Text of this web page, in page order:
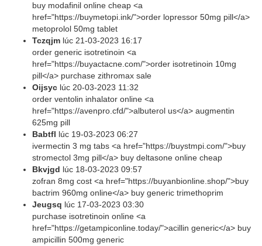
buy modafinil online cheap <a
href="https://buymetopi.ink/">order lopressor 50mg pill</a>
metoprolol 50mg tablet
Tczqjm lúc 21-03-2023 16:17
order generic isotretinoin <a
href="https://buyactacne.com/">order isotretinoin 10mg
pill</a> purchase zithromax sale
Oijsyc lúc 20-03-2023 11:32
order ventolin inhalator online <a
href="https://avenpro.cfd/">albuterol us</a> augmentin
625mg pill
Babtfl lúc 19-03-2023 06:27
ivermectin 3 mg tabs <a href="https://buystmpi.com/">buy
stromectol 3mg pill</a> buy deltasone online cheap
Bkvjgd lúc 18-03-2023 09:57
zofran 8mg cost <a href="https://buyanbionline.shop/">buy
bactrim 960mg online</a> buy generic trimethoprim
Jeugsq lúc 17-03-2023 03:30
purchase isotretinoin online <a
href="https://getampiconline.today/">acillin generic</a> buy
ampicillin 500mg generic